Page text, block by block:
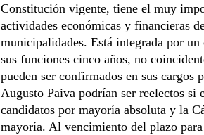
Constitución vigente, tiene el muy
actividades económicas y financieras
municipalidades. Está integrada por
sus funciones cinco años, no
pueden ser confirmados en sus
Augusto Paiva podrían ser reelectos si
candidatos por mayoría absoluta y la
mayoría. Al vencimiento del plazo